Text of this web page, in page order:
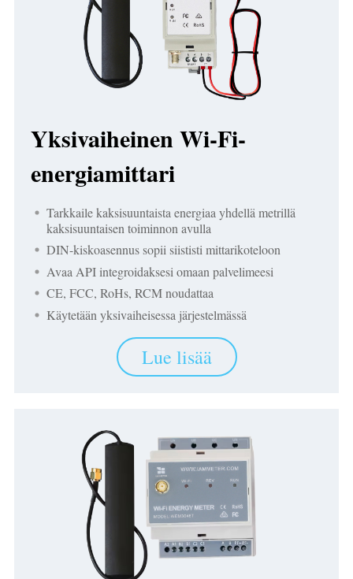
Yksivaiheinen Wi-Fi-
energiamittari
Tarkkaile kaksisuuntaista energiaa yhdellä metrillä
kaksisuuntaisen toiminnon avulla
DIN-kiskoasennus sopii siististi mittarikoteloon
Avaa API integroidaksesi omaan palvelimeesi
CE, FCC, RoHs, RCM noudattaa
Käytetään yksivaiheisessa järjestelmässä
Lue lisää